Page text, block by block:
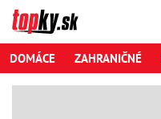
DOMÁCE ZAHRANIČNÉ